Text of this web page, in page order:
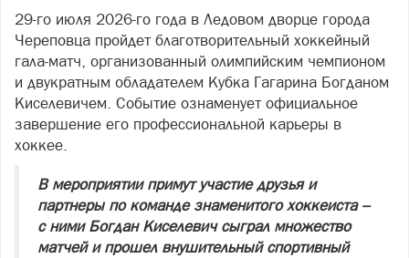
29-го июля 2026-го года в Ледовом дворце города
Череповца пройдет благотворительный хоккейный
гала‑матч, организованный олимпийским чемпионом
и двукратным обладателем Кубка Гагарина Богданом
Киселевичем. Событие ознаменует официальное
завершение его профессиональной карьеры в
хоккее.
В мероприятии примут участие друзья и
партнеры по команде знаменитого хоккеиста –
с ними Богдан Киселевич сыграл множество
матчей и прошел внушительный спортивный